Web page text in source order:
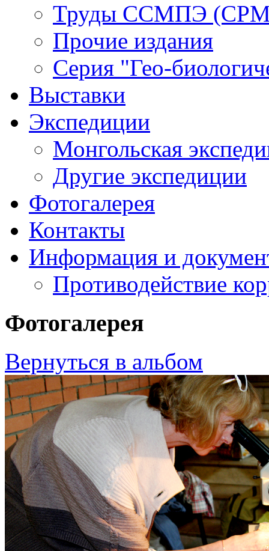
Труды ССМПЭ
Прочие издания
Серия "Гео-
Выставки
Экспедиции
Монгольская
Другие экспедиции
Фотогалерея
Контакты
Информация и
Противодействие
Фотогалерея
Вернуться в альбом